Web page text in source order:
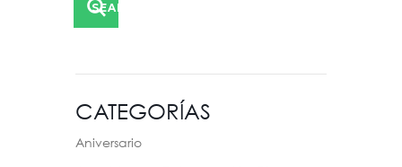
SEARCH
CATEGORÍAS
Aniversario